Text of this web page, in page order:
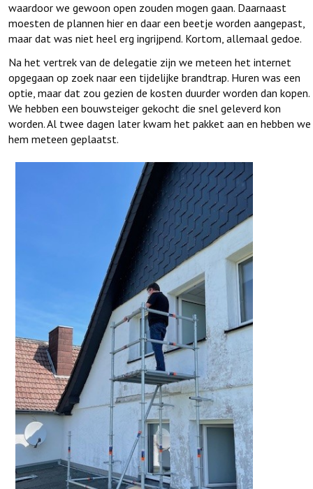
waardoor we gewoon open zouden mogen gaan. Daarnaast
moesten de plannen hier en daar een beetje worden aangepast,
maar dat was niet heel erg ingrijpend. Kortom, allemaal gedoe.
Na het vertrek van de delegatie zijn we meteen het internet
opgegaan op zoek naar een tijdelijke brandtrap. Huren was een
optie, maar dat zou gezien de kosten duurder worden dan kopen.
We hebben een bouwsteiger gekocht die snel geleverd kon
worden. Al twee dagen later kwam het pakket aan en hebben we
hem meteen geplaatst.